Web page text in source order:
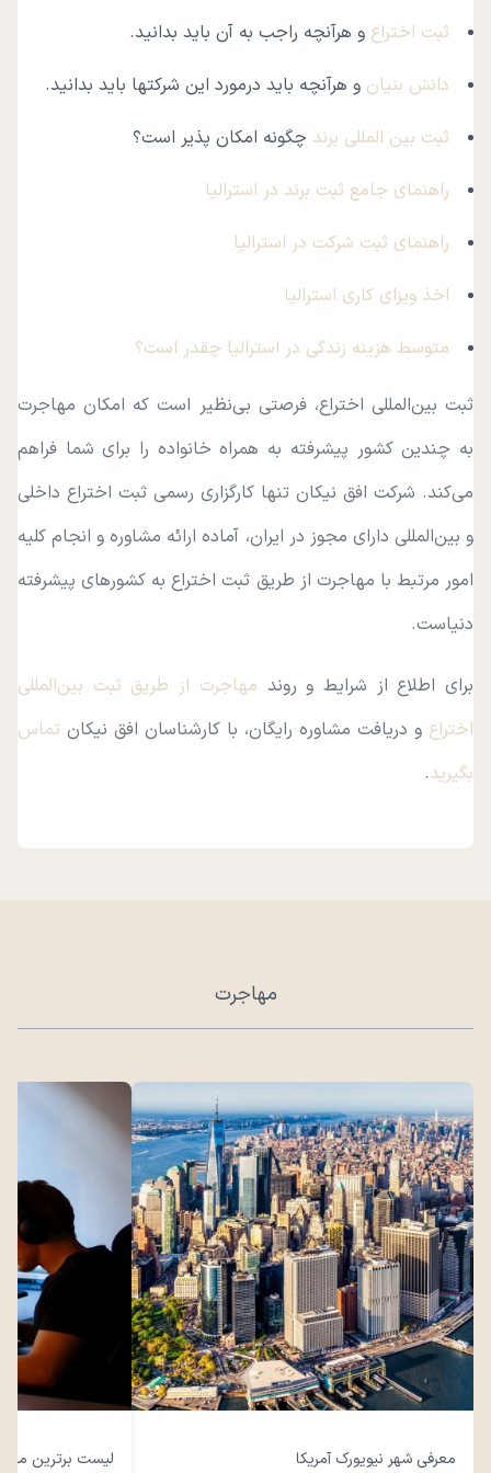
ثبت اختراع و هرآنچه راجب به آن باید بدانید.
دانش بنیان و هرآنچه باید درمورد این شرکتها باید بدانید.
ثبت بین المللی برند چگونه امکان پذیر است؟
راهنمای جامع ثبت برند در استرالیا
راهنمای ثبت شرکت در استرالیا
اخذ ویزای کاری استرالیا
متوسط هزینه زندگی در استرالیا چقدر است؟
ثبت بین‌المللی اختراع، فرصتی بی‌نظیر است که امکان مهاجرت
به چندین کشور پیشرفته به همراه خانواده را برای شما فراهم
می‌کند. شرکت افق نیکان تنها کارگزاری رسمی ثبت اختراع داخلی
و بین‌المللی دارای مجوز در ایران، آماده ارائه مشاوره و انجام کلیه
امور مرتبط با مهاجرت از طریق ثبت اختراع به کشورهای پیشرفته
دنیاست.
برای اطلاع از شرایط و روند مهاجرت از طریق ثبت بین‌المللی
اختراع و دریافت مشاوره رایگان، با کارشناسان افق نیکان تماس
بگیرید.
مهاجرت
معرفی شهر نیویورک آمریکا لیست برترین